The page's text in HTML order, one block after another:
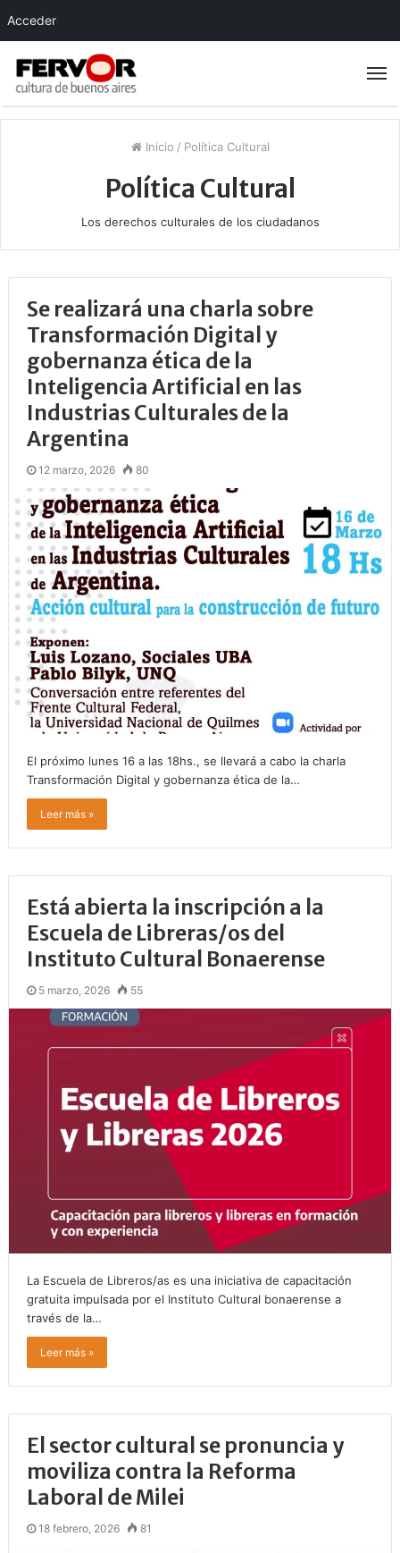
Inicio / Política Cultural
Política Cultural
Los derechos culturales de los ciudadanos
Se realizará una charla sobre
Transformación Digital y
gobernanza ética de la
Inteligencia Artificial en las
Industrias Culturales de la
Argentina
12 marzo, 2026 80
El próximo lunes 16 a las 18hs., se llevará a cabo la charla
Transformación Digital y gobernanza ética de la…
Leer más »
Está abierta la inscripción a la
Escuela de Libreras/os del
Instituto Cultural Bonaerense
5 marzo, 2026 55
La Escuela de Libreros/as es una iniciativa de capacitación
gratuita impulsada por el Instituto Cultural bonaerense a
través de la…
Leer más »
El sector cultural se pronuncia y
moviliza contra la Reforma
Laboral de Milei
18 febrero, 2026 81
Acceder